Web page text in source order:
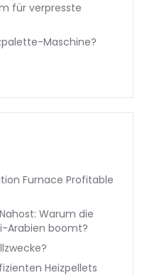
für verpresste
Maschine?
Furnace Profitable
Warum die
Arabien boomt?
Heizpellets